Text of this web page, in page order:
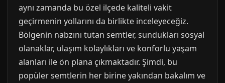
aynı zamanda bu özel ilçede kaliteli vakit
geçirmenin yollarını da birlikte inceleyeceğiz.
Bölgenin nabzını tutan semtler, sundukları sosyal
olanaklar, ulaşım kolaylıkları ve konforlu yaşam
alanları ile ön plana çıkmaktadır. Şimdi, bu
popüler semtlerin her birine yakından bakalım ve